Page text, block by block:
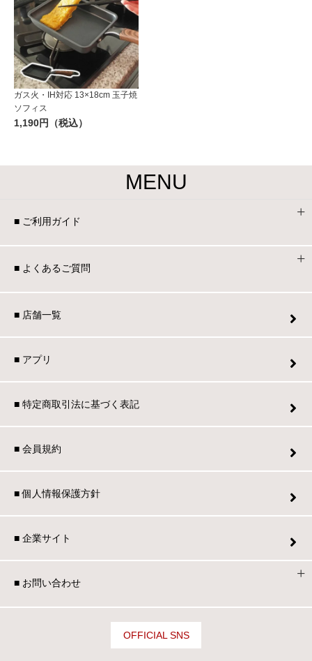
ガス火・IH対応 13×18cm 玉子焼
ソフィス
1,190円（税込）
MENU
■ ご利用ガイド
■ よくあるご質問
■ 店舗一覧
■ アプリ
■ 特定商取引法に基づく表記
■ 会員規約
■ 個人情報保護方針
■ 企業サイト
■ お問い合わせ
OFFICIAL SNS